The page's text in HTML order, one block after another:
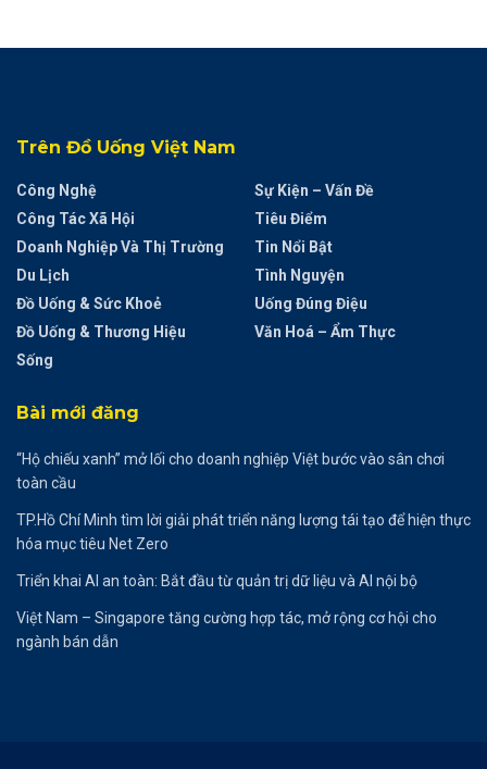
Trên Đồ Uống Việt Nam
Công Nghệ
Công Tác Xã Hội
Doanh Nghiệp Và Thị Trường
Du Lịch
Đồ Uống & Sức Khoẻ
Đồ Uống & Thương Hiệu
Sống
Sự Kiện – Vấn Đề
Tiêu Điểm
Tin Nổi Bật
Tình Nguyện
Uống Đúng Điệu
Văn Hoá – Ẩm Thực
Bài mới đăng
“Hộ chiếu xanh” mở lối cho doanh nghiệp Việt bước vào sân chơi
toàn cầu
TP.Hồ Chí Minh tìm lời giải phát triển năng lượng tái tạo để hiện thực
hóa mục tiêu Net Zero
Triển khai AI an toàn: Bắt đầu từ quản trị dữ liệu và AI nội bộ
Việt Nam – Singapore tăng cường hợp tác, mở rộng cơ hội cho
ngành bán dẫn